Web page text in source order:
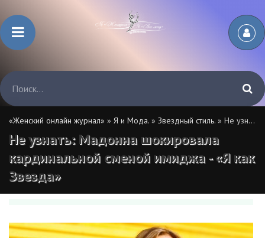
«Женский онлайн журнал» » Я и Мода. » Звездный стиль. » Не узнать: Мадонна шокировала кардинальной сменой имиджа - «Я как Звезда»
Не узнать: Мадонна шокировала
кардинальной сменой имиджа - «Я как
Звезда»